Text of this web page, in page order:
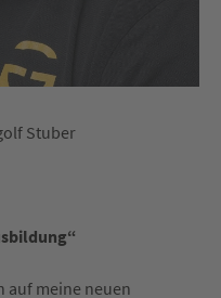
Stuber
auf meine neuen